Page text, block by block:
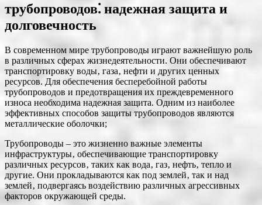
трубопроводов⁚ надежная защита и
долговечность
В современном мире трубопроводы играют важнейшую роль
в различных сферах жизнедеятельности. Они обеспечивают
транспортировку воды‚ газа‚ нефти и других ценных
ресурсов. Для обеспечения бесперебойной работы
трубопроводов и предотвращения их преждевременного
износа необходима надежная защита. Одним из наиболее
эффективных способов защиты трубопроводов являются
металлические оболочки;
Трубопроводы – это жизненно важные элементы
инфраструктуры‚ обеспечивающие транспортировку
различных ресурсов‚ таких как вода‚ газ‚ нефть‚ тепло и
другие. Они прокладываются как под землей‚ так и над
землей‚ подвергаясь воздействию различных агрессивных
факторов окружающей среды.